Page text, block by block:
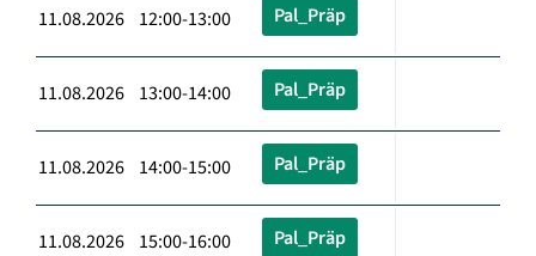
11.08.2026 12:00-13:00 Pal_Präp
11.08.2026 13:00-14:00 Pal_Präp
11.08.2026 14:00-15:00 Pal_Präp
11.08.2026 15:00-16:00 Pal_Präp